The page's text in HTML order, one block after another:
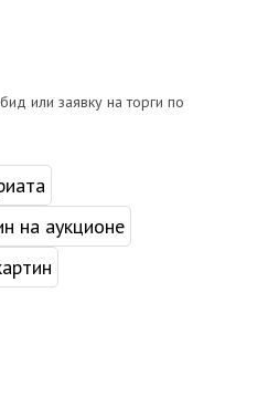
или заявку на торги по
на аукционе